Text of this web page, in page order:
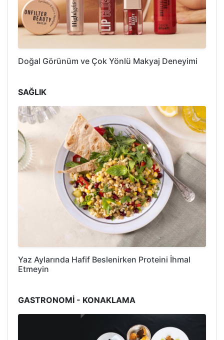
Doğal Görünüm ve Çok Yönlü Makyaj Deneyimi
SAĞLIK
Yaz Aylarında Hafif Beslenirken Proteini İhmal
Etmeyin
GASTRONOMİ - KONAKLAMA